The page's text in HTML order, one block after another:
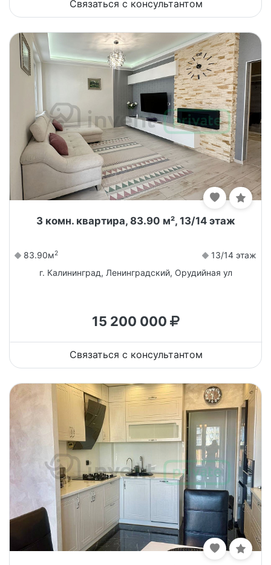
Связаться с консультантом
3 комн. квартира, 83.90 м², 13/14 этаж
83.90м2
13/14 этаж
г. Калининград, Ленинградский, Орудийная ул
15 200 000
Связаться с консультантом